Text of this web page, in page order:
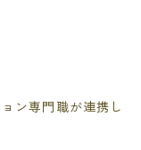
ン専門職が連携し